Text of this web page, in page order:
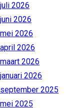
juli 2026
juni 2026
mei 2026
april 2026
maart 2026
januari 2026
september 2025
mei 2025